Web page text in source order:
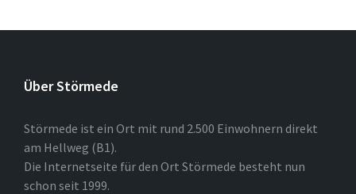
Über Störmede
Störmede ist ein Ort mit rund 2.500 Einwohnern direkt
am Hellweg (B1).
Die Internetseite für den Ort Störmede besteht nun
schon seit 1999.